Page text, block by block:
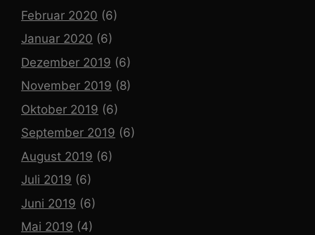
Februar 2020 (6)
Januar 2020 (6)
Dezember 2019 (6)
November 2019 (8)
Oktober 2019 (6)
September 2019 (6)
August 2019 (6)
Juli 2019 (6)
Juni 2019 (6)
Mai 2019 (4)